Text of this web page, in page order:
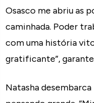
Osasco me abriu as
caminhada. Poder
com uma história
gratificante”,
Natasha